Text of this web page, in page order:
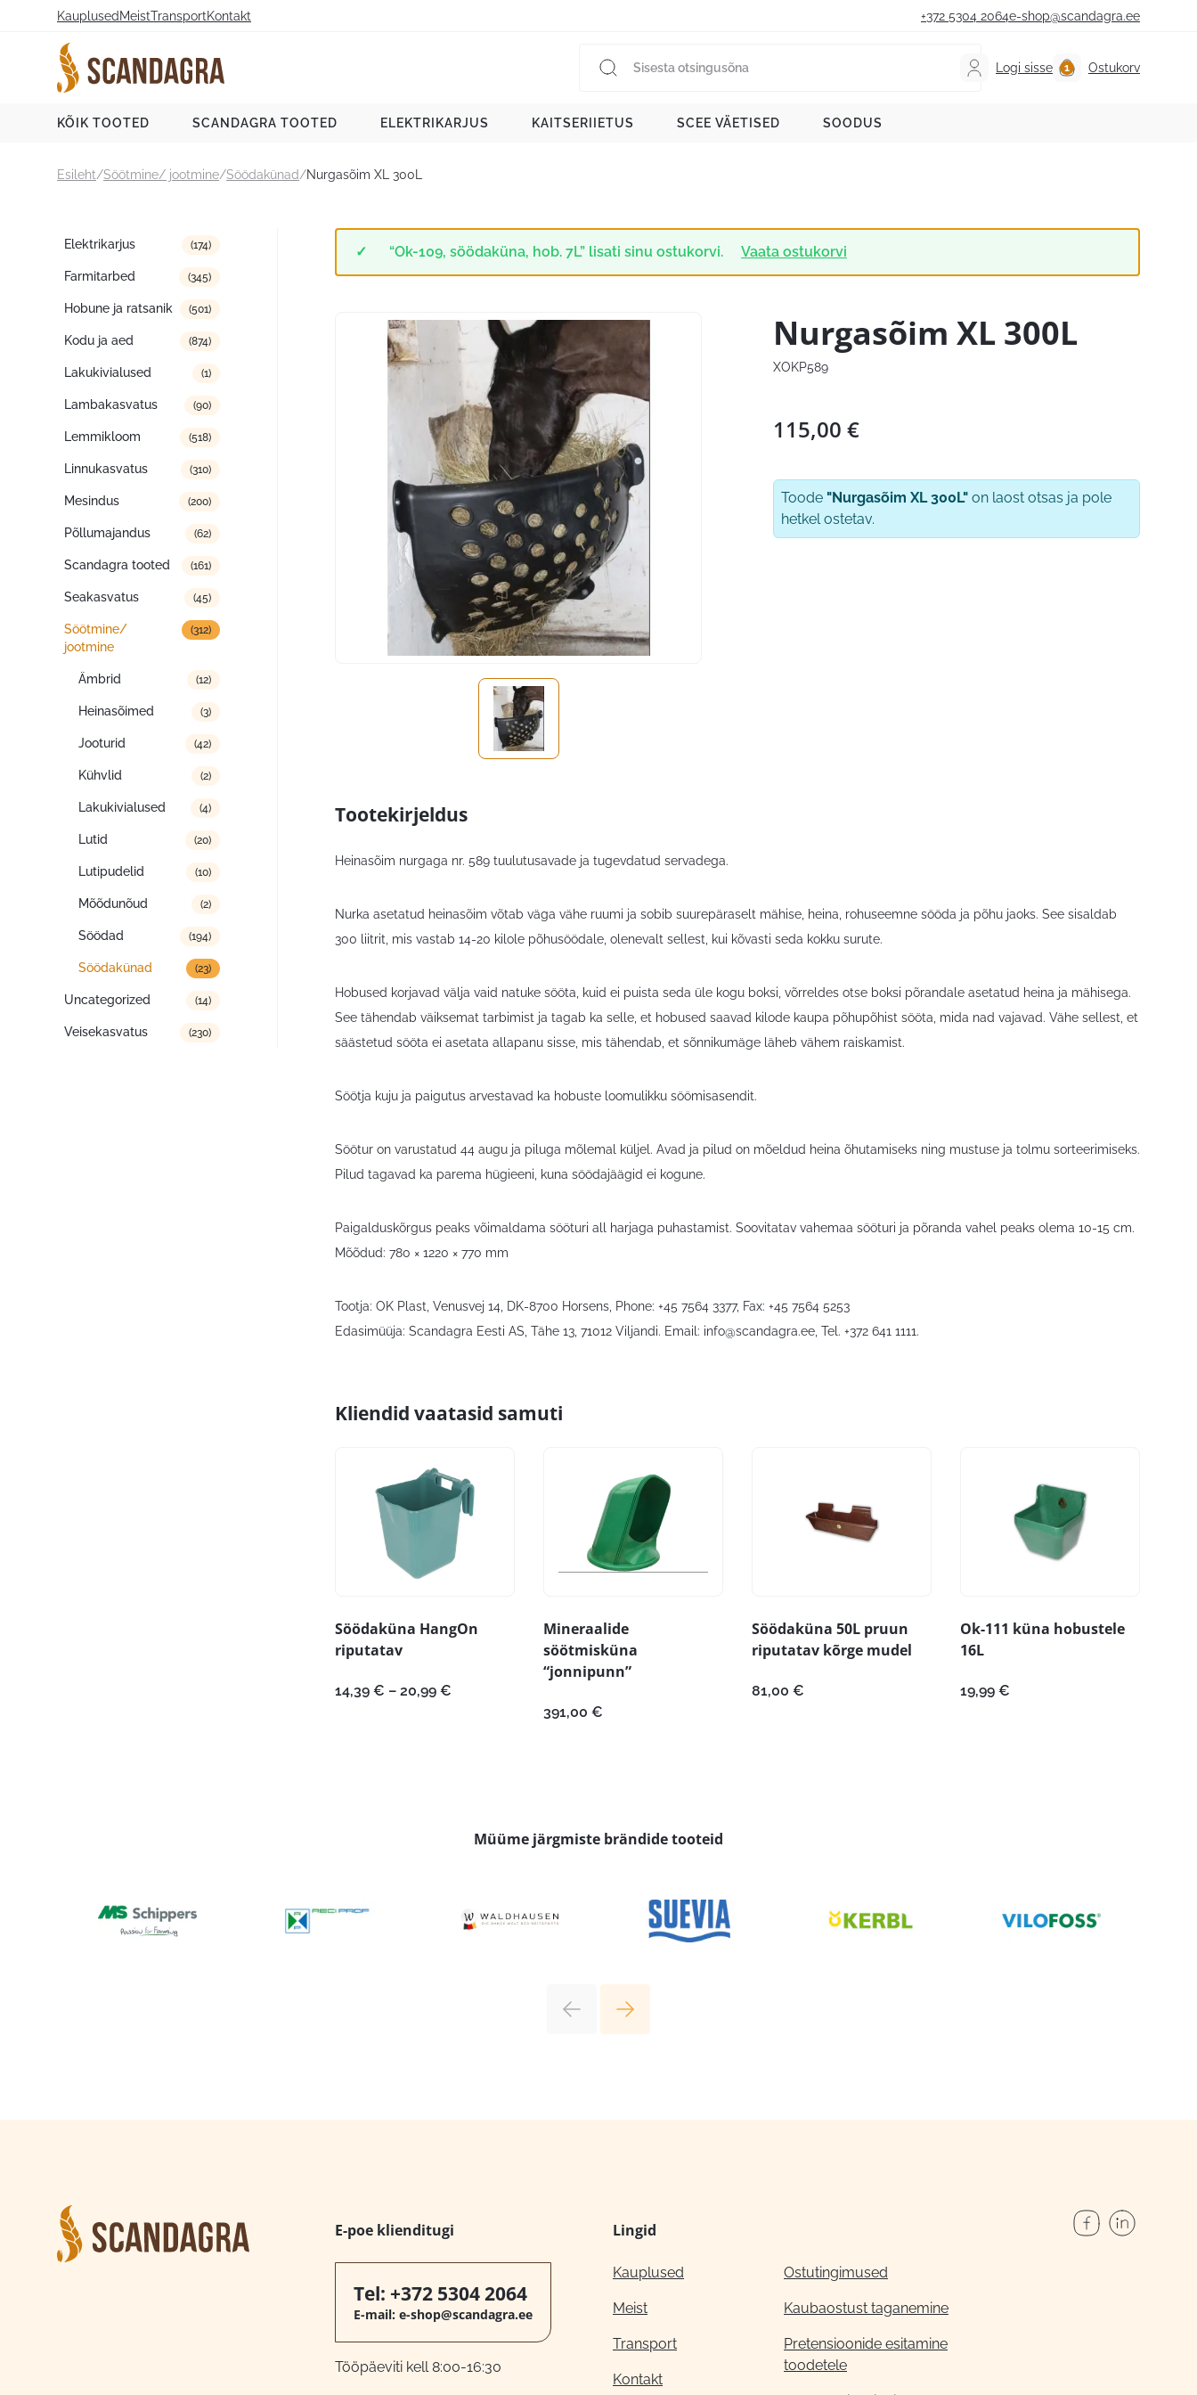
Kauplused MeistTransportKontakt +372 5304 2064e-shop@scandagra.ee
Logi sisse Ostukorv
KÕIK TOOTED SCANDAGRA TOOTED ELEKTRIKARJUS KAITSERIIETUS SCEE VÄETISED SOODUS
Esileht/Söötmine/ jootmine/Söödakünad/Nurgasõim XL 300L
Tootekategooriad
Elektrikarjus (174)
Farmitarbed (345)
Hobune ja ratsanik (501)
Kodu ja aed (874)
Lakukivialused (1)
Lambakasvatus (90)
Lemmikloom (518)
Linnukasvatus (310)
Mesindus (200)
Põllumajandus (62)
Scandagra tooted (161)
Seakasvatus (45)
Söötmine/
jootmine
(312)
Ämbrid (12)
Heinasõimed (3)
Jooturid (42)
Kühvlid (2)
Lakukivialused (4)
Lutid (20)
Lutipudelid (10)
Mõõdunõud (2)
Söödad (194)
Söödakünad (23)
Uncategorized (14)
Veisekasvatus (230)
“Ok-109, söödaküna, hob. 7L” lisati sinu ostukorvi. Vaata ostukorvi
Nurgasõim XL 300L
XOKP589
115,00 €
Toode "Nurgasõim XL 300L" on laost otsas ja pole
hetkel ostetav.
Tootekirjeldus
Heinasõim nurgaga nr. 589 tuulutusavade ja tugevdatud servadega.
Nurka asetatud heinasõim võtab väga vähe ruumi ja sobib suurepäraselt mähise, heina, rohuseemne sööda ja põhu jaoks. See sisaldab
300 liitrit, mis vastab 14-20 kilole põhusöödale, olenevalt sellest, kui kõvasti seda kokku surute.
Hobused korjavad välja vaid natuke sööta, kuid ei puista seda üle kogu boksi, võrreldes otse boksi põrandale asetatud heina ja mähisega.
See tähendab väiksemat tarbimist ja tagab ka selle, et hobused saavad kilode kaupa põhupõhist sööta, mida nad vajavad. Vähe sellest, et
säästetud sööta ei asetata allapanu sisse, mis tähendab, et sõnnikumäge läheb vähem raiskamist.
Söötja kuju ja paigutus arvestavad ka hobuste loomulikku söömisasendit.
Söötur on varustatud 44 augu ja piluga mõlemal küljel. Avad ja pilud on mõeldud heina õhutamiseks ning mustuse ja tolmu sorteerimiseks.
Pilud tagavad ka parema hügieeni, kuna söödajäägid ei kogune.
Paigalduskõrgus peaks võimaldama sööturi all harjaga puhastamist. Soovitatav vahemaa sööturi ja põranda vahel peaks olema 10-15 cm.
Mõõdud: 780 × 1220 × 770 mm
Tootja: OK Plast, Venusvej 14, DK-8700 Horsens, Phone: +45 7564 3377, Fax: +45 7564 5253
Edasimüüja: Scandagra Eesti AS, Tähe 13, 71012 Viljandi. Email: info@scandagra.ee , Tel. +372 641 1111.
Kliendid vaatasid samuti
Söödaküna HangOn
riputatav
14,39 € – 20,99 €
Mineraalide
söötmisküna
“jonnipunn”
391,00 €
Söödaküna 50L pruun
riputatav kõrge mudel
81,00 €
Ok-111 küna hobustele
16L
19,99 €
Müüme järgmiste brändide tooteid
E-poe klienditugi
Tel: +372 5304 2064
E-mail: e-shop@scandagra.ee
Tööpäeviti kell 8:00-16:30
Lingid
Kauplused
Meist
Transport
Kontakt
Ostutingimused
Kaubaostust taganemine
Pretensioonide esitamine
toodetele